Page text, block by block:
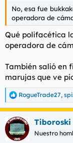
No, esa fue
operadora de
Qué polifacética
operadora de
También salió en
marujas que ve
R
e
a
c
c
i
RogueTrade27,
Tiboroski
Nuestro